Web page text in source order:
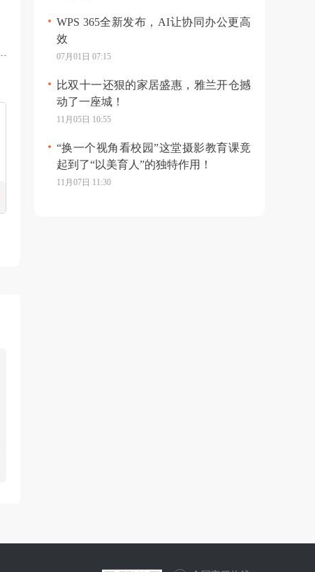
WPS 365全新发布，AI让协同办公更高
效
07月01日 07:15
比双十一还狠的家居盛惠，雅兰开仓撼
动了一座城！
11月05日 10:55
“换一个视角看校园”这堂摄影教育课竟
起到了“以美育人”的独特作用！
11月07日 11:30